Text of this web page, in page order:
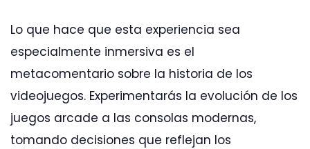
Lo que hace que esta experiencia sea
especialmente inmersiva es el
metacomentario sobre la historia de los
videojuegos. Experimentarás la evolución de los
juegos arcade a las consolas modernas,
tomando decisiones que reflejan los